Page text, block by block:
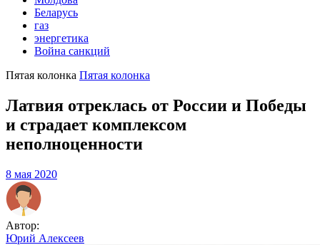
Беларусь
газ
энергетика
Война санкций
Пятая колонка Пятая колонка
Латвия отреклась от России и Победы
и страдает комплексом
неполноценности
8 мая 2020
Автор:
Юрий Алексеев